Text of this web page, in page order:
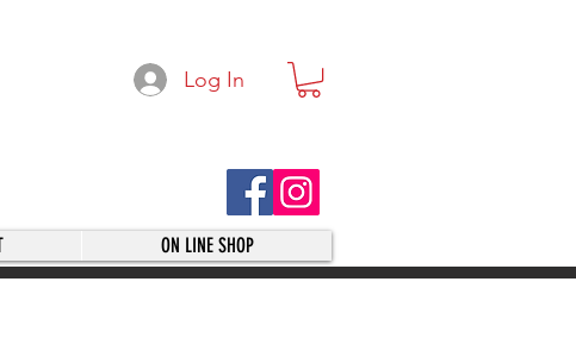
Log In
ON LINE SHOP